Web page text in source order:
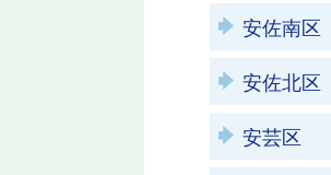
安佐南区
安佐北区
安芸区